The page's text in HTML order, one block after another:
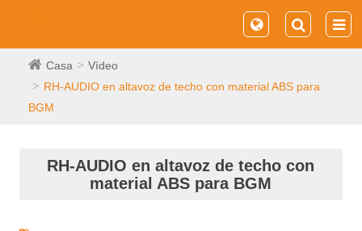
Casa
Vídeo
RH-AUDIO en altavoz de techo con material ABS para
BGM
RH-AUDIO en altavoz de techo con
material ABS para BGM